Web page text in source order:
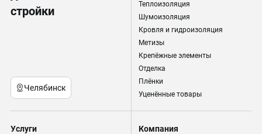
стройки
Челябинск
Теплоизоляция
Шумоизоляция
Кровля и гидроизоляция
Метизы
Крепёжные элементы
Отделка
Плёнки
Уценённые товары
Услуги Компания